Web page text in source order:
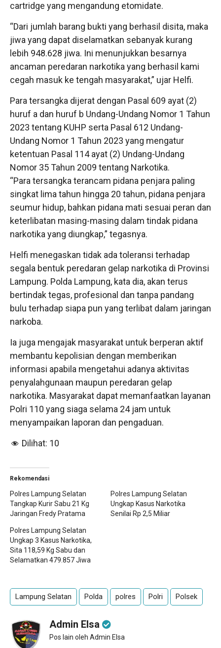
cartridge yang mengandung etomidate.
“Dari jumlah barang bukti yang berhasil disita, maka
jiwa yang dapat diselamatkan sebanyak kurang
lebih 948.628 jiwa. Ini menunjukkan besarnya
ancaman peredaran narkotika yang berhasil kami
cegah masuk ke tengah masyarakat,” ujar Helfi.
Para tersangka dijerat dengan Pasal 609 ayat (2)
huruf a dan huruf b Undang-Undang Nomor 1 Tahun
2023 tentang KUHP serta Pasal 612 Undang-
Undang Nomor 1 Tahun 2023 yang mengatur
ketentuan Pasal 114 ayat (2) Undang-Undang
Nomor 35 Tahun 2009 tentang Narkotika.
“Para tersangka terancam pidana penjara paling
singkat lima tahun hingga 20 tahun, pidana penjara
seumur hidup, bahkan pidana mati sesuai peran dan
keterlibatan masing-masing dalam tindak pidana
narkotika yang diungkap,” tegasnya.
Helfi menegaskan tidak ada toleransi terhadap
segala bentuk peredaran gelap narkotika di Provinsi
Lampung. Polda Lampung, kata dia, akan terus
bertindak tegas, profesional dan tanpa pandang
bulu terhadap siapa pun yang terlibat dalam jaringan
narkoba.
Ia juga mengajak masyarakat untuk berperan aktif
membantu kepolisian dengan memberikan
informasi apabila mengetahui adanya aktivitas
penyalahgunaan maupun peredaran gelap
narkotika. Masyarakat dapat memanfaatkan layanan
Polri 110 yang siaga selama 24 jam untuk
menyampaikan laporan dan pengaduan.
Dilihat: 10
Rekomendasi
Polres Lampung Selatan
Tangkap Kurir Sabu 21 Kg
Jaringan Fredy Pratama
Polres Lampung Selatan
Ungkap Kasus Narkotika
Senilai Rp 2,5 Miliar
Polres Lampung Selatan
Ungkap 3 Kasus Narkotika,
Sita 118,59 Kg Sabu dan
Selamatkan 479.857 Jiwa
Lampung Selatan Polda polres Polri Polsek
Admin Elsa
Pos lain oleh Admin Elsa